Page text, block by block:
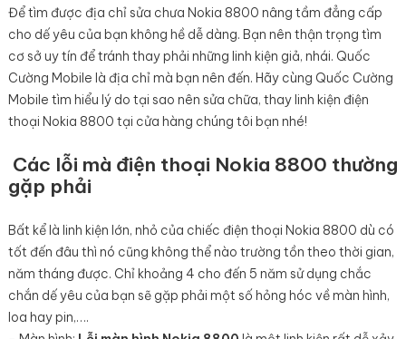
Để tìm được địa chỉ sửa chưa Nokia 8800 nâng tầm đẳng cấp
cho dế yêu của bạn không hề dễ dàng. Bạn nên thận trọng tìm
cơ sở uy tín để tránh thay phải những linh kiện giả, nhái. Quốc
Cường Mobile là địa chỉ mà bạn nên đến. Hãy cùng Quốc Cường
Mobile tìm hiểu lý do tại sao nên sửa chữa, thay linh kiện điện
thoại Nokia 8800 tại cửa hàng chúng tôi bạn nhé!
Các lỗi mà điện thoại Nokia 8800 thường
gặp phải
Bất kể là linh kiện lớn, nhỏ của chiếc điện thoại Nokia 8800 dù có
tốt đến đâu thì nó cũng không thể nào trường tồn theo thời gian,
năm tháng được. Chỉ khoảng 4 cho đến 5 năm sử dụng chắc
chắn dế yêu của bạn sẽ gặp phải một số hỏng hóc về màn hình,
loa hay pin,….